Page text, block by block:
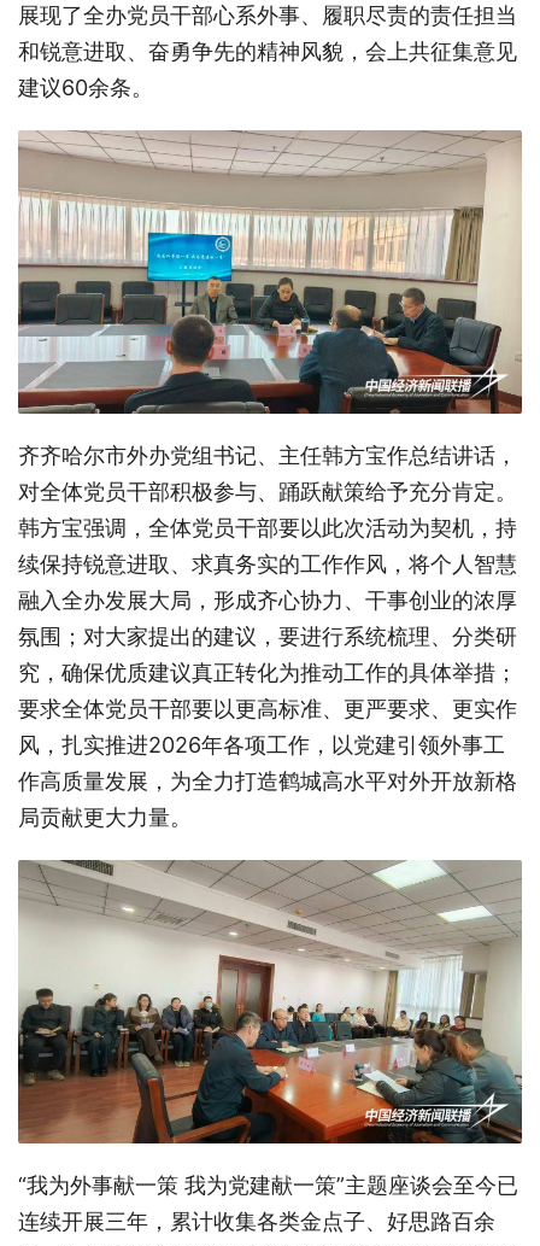
展现了全办党员干部心系外事、履职尽责的责任担当
和锐意进取、奋勇争先的精神风貌，会上共征集意见
建议60余条。
齐齐哈尔市外办党组书记、主任韩方宝作总结讲话，
对全体党员干部积极参与、踊跃献策给予充分肯定。
韩方宝强调，全体党员干部要以此次活动为契机，持
续保持锐意进取、求真务实的工作作风，将个人智慧
融入全办发展大局，形成齐心协力、干事创业的浓厚
氛围；对大家提出的建议，要进行系统梳理、分类研
究，确保优质建议真正转化为推动工作的具体举措；
要求全体党员干部要以更高标准、更严要求、更实作
风，扎实推进2026年各项工作，以党建引领外事工
作高质量发展，为全力打造鹤城高水平对外开放新格
局贡献更大力量。
“我为外事献一策 我为党建献一策”主题座谈会至今已
连续开展三年，累计收集各类金点子、好思路百余